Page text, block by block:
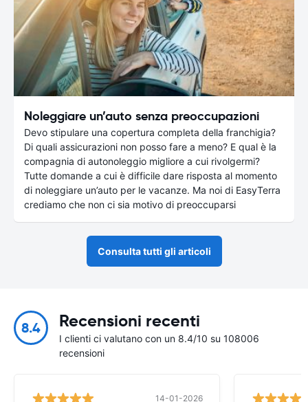
Noleggiare un’auto senza preoccupazioni
Devo stipulare una copertura completa della franchigia?
Di quali assicurazioni non posso fare a meno? E qual è la
compagnia di autonoleggio migliore a cui rivolgermi?
Tutte domande a cui è difficile dare risposta al momento
di noleggiare un’auto per le vacanze. Ma noi di EasyTerra
crediamo che non ci sia motivo di preoccuparsi
Consulta tutti gli articoli
8.4 Recensioni recenti
I clienti ci valutano con un 8.4/10 su 108006
recensioni
14-01-2026